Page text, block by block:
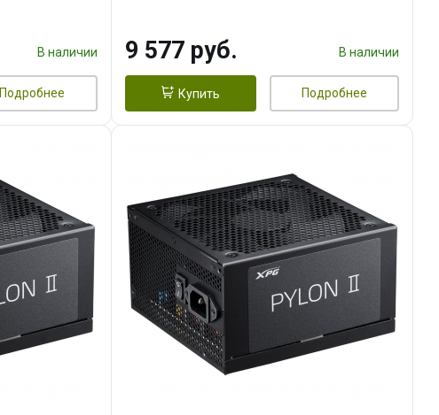
В наличии
Подробнее
9 577 руб. В наличии
Купить Подробнее